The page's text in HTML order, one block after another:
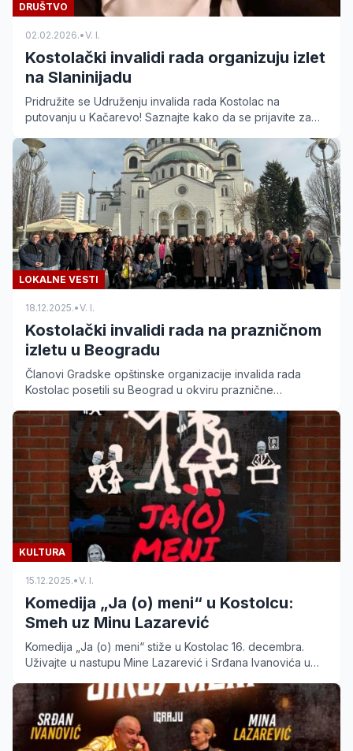
DRUŠTVO
02.02.2026.•V. I.
Kostolački invalidi rada organizuju izlet
na Slaninijadu
Pridružite se Udruženju invalida rada Kostolac na
putovanju u Kačarevo! Saznajte kako da se prijavite za
LOKALNE VESTI
18.12.2025.•V. I.
Kostolački invalidi rada na prazničnom
izletu u Beogradu
Članovi Gradske opštinske organizacije invalida rada
Kostolac posetili su Beograd u okviru praznične
KULTURA
15.12.2025.•V. I.
Komedija „Ja (o) meni“ u Kostolcu:
Smeh uz Minu Lazarević
Komedija „Ja (o) meni“ stiže u Kostolac 16. decembra.
Uživajte u nastupu Mine Lazarević i Srđana Ivanovića u